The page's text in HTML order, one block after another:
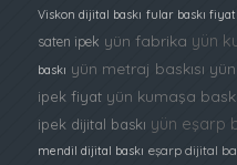
Viskon dijital baskı fular baskı
saten ipek yün fabrika yün
baskı yün metraj baskısı yün
ipek fiyat yün kumaşa baskı
ipek dijital baskı yün eşarp
mendil dijital baskı eşarp dijital